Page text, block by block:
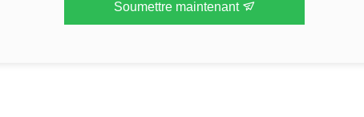
Soumettre maintenant